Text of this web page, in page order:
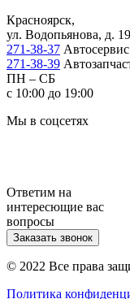
Красноярск,
ул. Водопьянова, д.
271-38-37 Автосервис
271-38-39
ПН – СБ
с 10:00 до 19:00
Мы в соцсетях
Ответим на
интересющие вас
вопросы
Заказать звонок
© 2022 Все права
Политика